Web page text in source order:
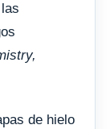
de hielo